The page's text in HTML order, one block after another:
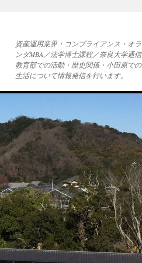
資産運用業界・コンプライアンス・オラ
ンダMBA／法学博士課程／奈良大学通信
教育部での活動・歴史関係・小田原での
生活について情報発信を行います。